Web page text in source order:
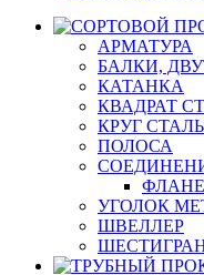
АРМАТУРА
БАЛКИ,
КАТАНКА
КВАДРАТ
КРУГ
ПОЛОСА
УГОЛОК
ШВЕЛЛЕР